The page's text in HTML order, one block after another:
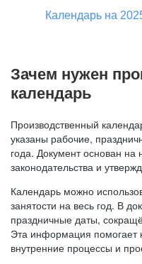
Календарь на
Зачем нужен
календарь
Производственный
указаны рабочие,
года. Документ основан на
законодательства и
Календарь можно
занятости на весь год. В
праздничные даты,
Эта информация помогает
внутренние процессы и